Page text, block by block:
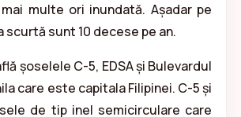
multe ori inundată. Așadar pe
scurtă sunt 10 decese pe an.
șoselele C-5, EDSA și Bulevardul
care este capitala Filipinei. C-5 și
de tip inel semicirculare care